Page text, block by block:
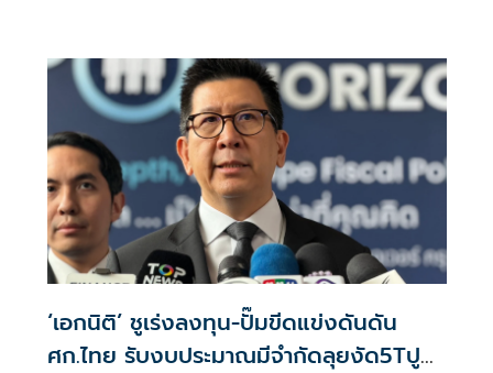
‘เอกนิติ’ ชูเร่งลงทุน-ปั๊มขีดแข่งดันดัน
ศก.ไทย รับงบประมาณมีจำกัดลุยงัด5Tปู